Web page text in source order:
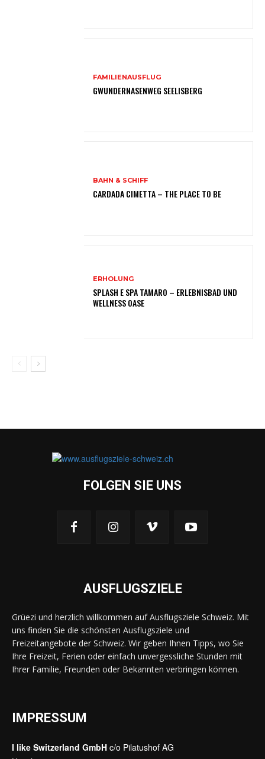
FAMILIENAUSFLUG
GWUNDERNASENWEG SEELISBERG
BAHN & SCHIFF
CARDADA CIMETTA – THE PLACE TO BE
ERHOLUNG
SPLASH E SPA TAMARO – ERLEBNISBAD UND
WELLNESS OASE
FOLGEN SIE UNS
AUSFLUGSZIELE
Grüezi und herzlich willkommen auf Ausflugsziele Schweiz. Mit
uns finden Sie die schönsten Ausflugsziele und
Freizeitangebote der Schweiz. Wir geben Ihnen Tipps, wo Sie
Ihre Freizeit, Ferien oder einfach unvergessliche Stunden mit
Ihrer Familie, Freunden oder Bekannten verbringen können.
IMPRESSUM
I like Switzerland GmbH c/o Pilatushof AG